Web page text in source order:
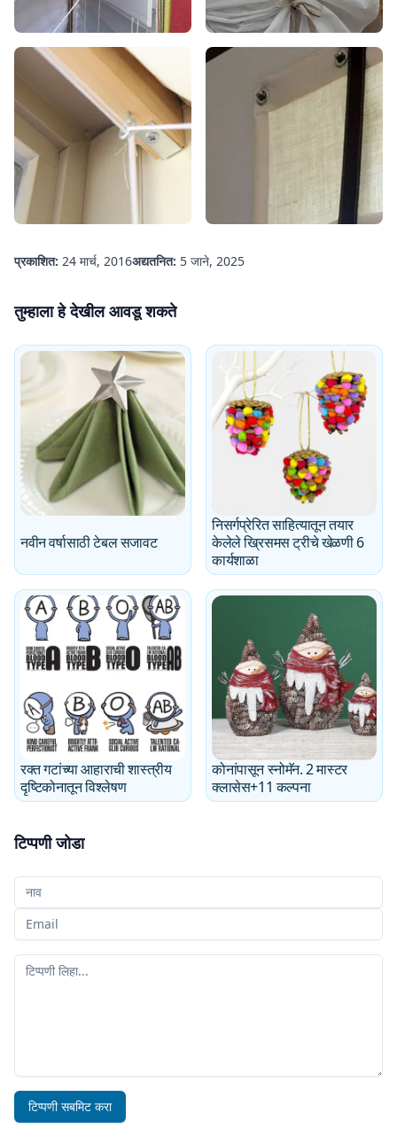
प्रकाशित: 24 मार्च, 2016अद्यतनित: 5 जाने, 2025
तुम्हाला हे देखील आवडू शकते
नवीन वर्षासाठी टेबल सजावट
निसर्गप्रेरित साहित्यातून तयार
केलेले ख्रिसमस ट्रीचे खेळणी 6
कार्यशाळा
रक्त गटांच्या आहाराची शास्त्रीय
दृष्टिकोनातून विश्लेषण
कोनांपासून स्नोमॅन. 2 मास्टर
क्लासेस+11 कल्पना
टिप्पणी जोडा
तुमचे नाव
तुमचा ईमेल
तुमची टिप्पणी
टिप्पणी सबमिट करा